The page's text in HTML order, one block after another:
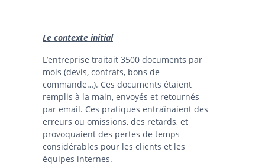
Le contexte initial
L’entreprise traitait 3500 documents par
mois (devis, contrats, bons de
commande…). Ces documents étaient
remplis à la main, envoyés et retournés
par email. Ces pratiques entraînaient des
erreurs ou omissions, des retards, et
provoquaient des pertes de temps
considérables pour les clients et les
équipes internes.